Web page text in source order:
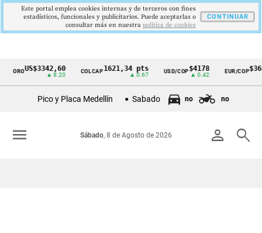
Cintillo
Colombia
OROUS$3342,60
▲ 8.20
COLCAP1621,34 pts
▲ 0.67
USD/COP$4178
▲ 0.42
EUR/COP$3639
Pico y Placa Medellín Sabado no no
person search
Sábado, 8 de Agosto de 2026
menu
Este portal emplea cookies internas y de terceros con fines
estadísticos, funcionales y publicitarios. Puede aceptarlas o
consultar más en nuestra politica de cookies
CONTINUAR